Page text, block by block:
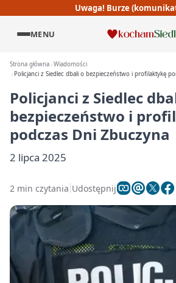
Uwaga! Burze
MENU
Strona główna Wiadomości
Policjanci z Siedlec dbali o bezpieczeństwo i profilaktykę
Policjanci z Siedlec
bezpieczeństwo i
podczas Dni Zbuczyna
2 lipca 2025
2 min czytania Udostępnij